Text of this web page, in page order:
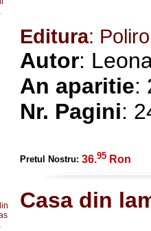
Editura:
Autor:
An aparitie:
Nr. Pagini:
Pretul Nostru: 36.95 Ron
Casa din